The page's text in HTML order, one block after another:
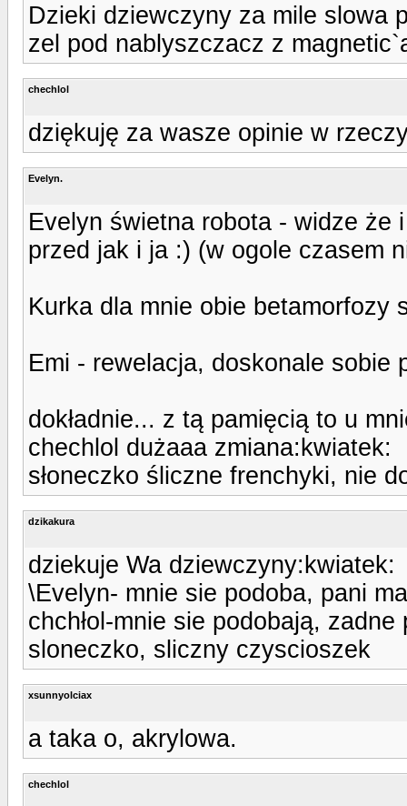
Dzieki dziewczyny za mile slowa
zel pod nablyszczacz z
chechlol
dziękuję za wasze opinie w
Evelyn.
Evelyn świetna robota - widze że
przed jak i ja :) (w ogole czasem
Kurka dla mnie obie betamorfozy
Emi - rewelacja, doskonale sobie
dokładnie... z tą pamięcią to u
chechlol dużaaa zmiana:kwiatek:
słoneczko śliczne frenchyki, nie
dzikakura
dziekuje Wa dziewczyny:kwiatek:
\Evelyn- mnie sie podoba, pani
chchłol-mnie sie podobają,
sloneczko, sliczny czyscioszek
xsunnyolciax
a taka o, akrylowa.
chechlol